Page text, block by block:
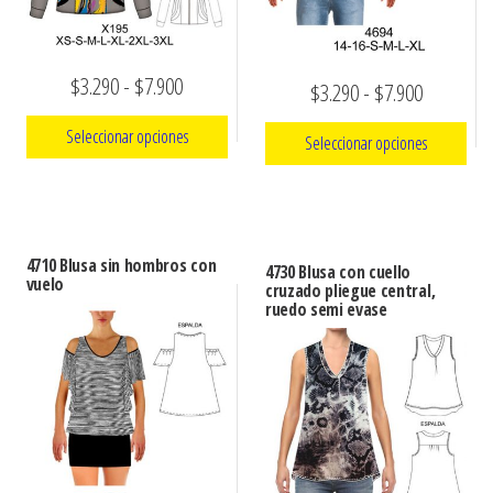
$3.290- $7.900Rango
de
precios:
hasta
Seleccionar opciones
Las
opciones
se
pueden
elegir
$3.290- $7.900Rango
de
precios:
$7.900
Seleccionar opciones
múltiples
variantes.
Las
opciones
se
pueden
elegir
4710 Blusa sin hombros con
vuelo
4730 Blusa con cuello
cruzado pliegue central,
ruedo semi evase